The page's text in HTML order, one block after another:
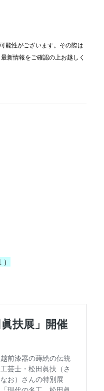
能性がございます。その際は
新情報をご確認の上お越しく